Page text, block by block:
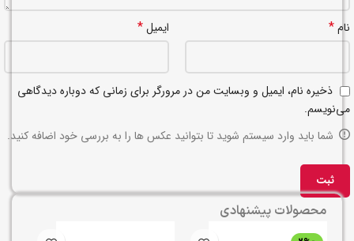
نام* ایمیل*
ذخیره نام، ایمیل و وبسایت من در مرورگر برای زمانی که دوباره دیدگاهی
می‌نویسم.
شما باید وارد سیستم شوید تا بتوانید عکس ها را به بررسی خود اضافه کنید.
محصولات پیشنهادی